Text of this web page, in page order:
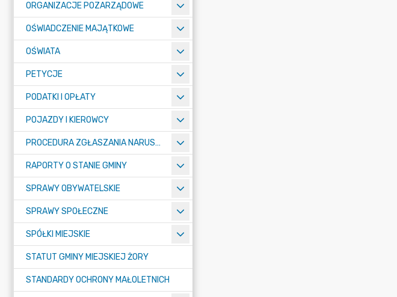
ORGANIZACJE POZARZĄDOWE
OŚWIADCZENIE MAJĄTKOWE
OŚWIATA
PETYCJE
PODATKI I OPŁATY
POJAZDY I KIEROWCY
PROCEDURA ZGŁASZANIA NARUSZEŃ PRAWA
RAPORTY O STANIE GMINY
SPRAWY OBYWATELSKIE
SPRAWY SPOŁECZNE
SPÓŁKI MIEJSKIE
STATUT GMINY MIEJSKIEJ ŻORY
STANDARDY OCHRONY MAŁOLETNICH